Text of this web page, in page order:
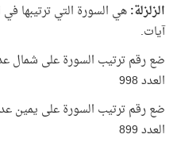
الزلزلة:
آيات.
ضع رقم ترتيب السورة على شمال
العدد 998
ضع رقم ترتيب السورة على يمين
العدد 899